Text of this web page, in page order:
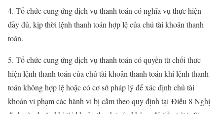
4. Tổ chức cung ứng dịch vụ thanh toán có nghĩa vụ thực hiện
đầy đủ, kịp thời lệnh thanh toán hợp lệ của chủ tài khoản thanh
toán.
5. Tổ chức cung ứng dịch vụ thanh toán có quyền từ chối thực
hiện lệnh thanh toán của chủ tài khoản thanh toán khi lệnh thanh
toán không hợp lệ hoặc có cơ sở pháp lý để xác định chủ tài
khoản vi phạm các hành vi bị cấm theo quy định tại Điều 8 Nghị